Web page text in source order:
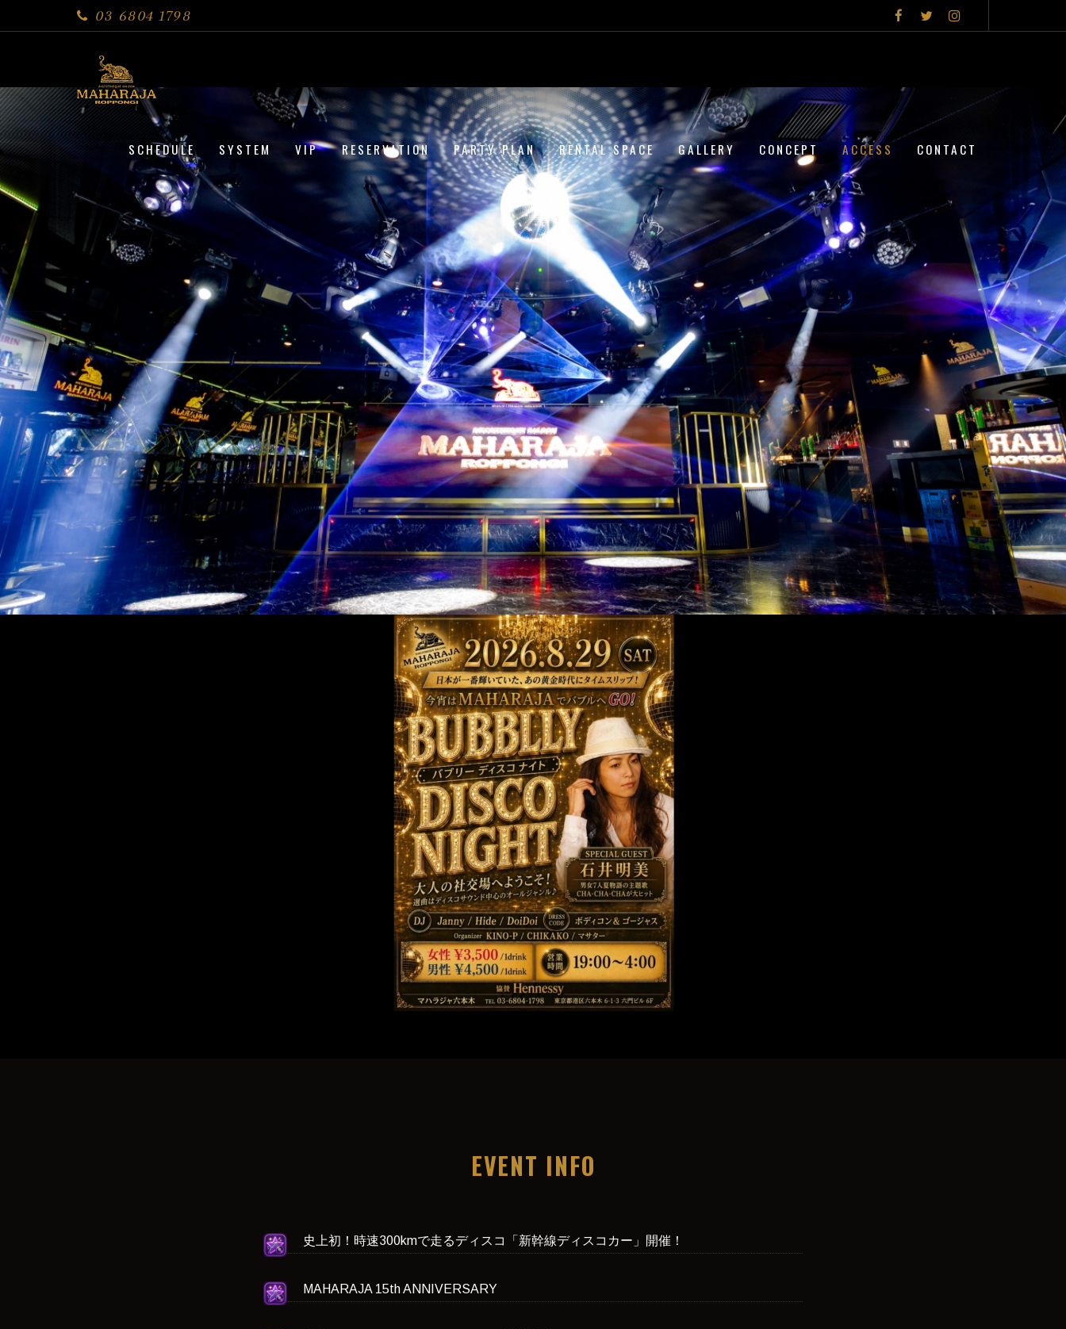
03 6804 1798
SCHEDULE SYSTEM VIP RESERVATION PARTY PLAN RENTAL SPACE GALLERY CONCEPT ACCESS CONTACT
EVENT INFO
史上初！時速300kmで走るディスコ「新幹線ディスコカー」開催！
MAHARAJA 15th ANNIVERSARY